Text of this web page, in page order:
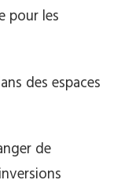
pour les
des espaces
de